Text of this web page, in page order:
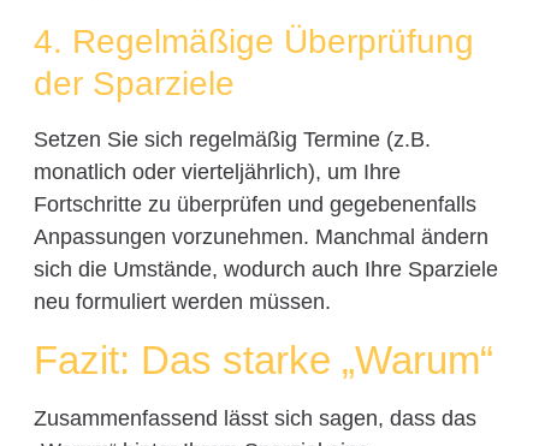
4. Regelmäßige Überprüfung
der Sparziele
Setzen Sie sich regelmäßig Termine (z.B.
monatlich oder vierteljährlich), um Ihre
Fortschritte zu überprüfen und gegebenenfalls
Anpassungen vorzunehmen. Manchmal ändern
sich die Umstände, wodurch auch Ihre Sparziele
neu formuliert werden müssen.
Fazit: Das starke „Warum“
Zusammenfassend lässt sich sagen, dass das